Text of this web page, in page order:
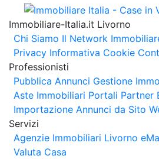
Immobiliare-Italia.it Livorno
Chi Siamo Il Network
Privacy Informativa Cookie
Professionisti
Pubblica Annunci Gestione
Aste Immobiliari Portali Partner
Importazione Annunci da Sito
Servizi
Agenzie Immobiliari Livorno
Valuta Casa